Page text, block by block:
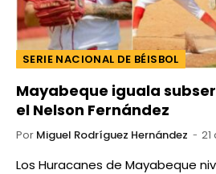
SERIE NACIONAL DE BÉISBOL
Mayabeque iguala
el Nelson Fernández
Por Miguel Rodríguez Hernández
Los Huracanes de Mayabeque